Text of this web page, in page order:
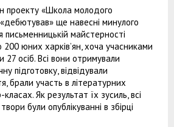
проекту «Школа молодого
ще навесні минулого
письменницькій майстерності
200 юних харків’ян, хоча учасниками
27 осіб. Всі вони отримували
підготовку, відвідували
брали участь в літературних
Як результат їх зусиль, всі
були опублікуванні в збірці